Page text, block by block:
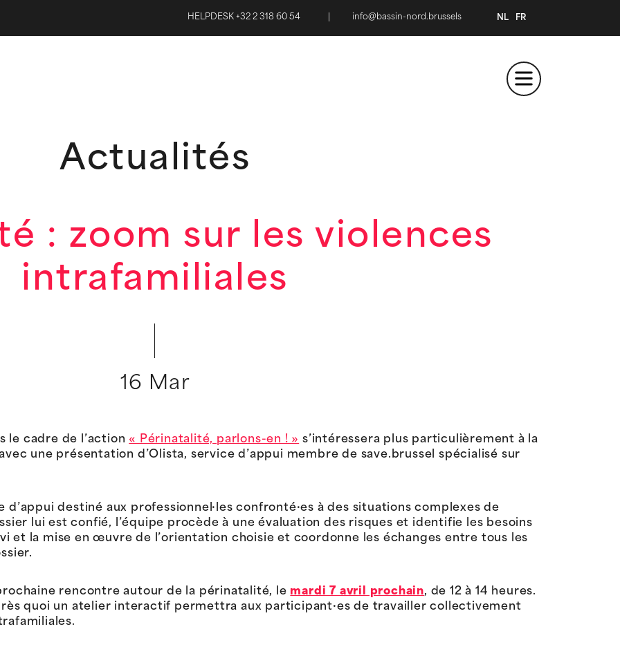
HELPDESK +32 2 318 60 54 info@bassin-nord.brussels NL FR
Actualités
: zoom sur les violences
intrafamiliales
16 Mar
le cadre de l’action « Périnatalité, parlons-en ! » s’intéressera plus particulièrement à la
une présentation d’Olista, service d’appui membre de save.brussel spécialisé sur
d’appui destiné aux professionnel·les confronté·es à des situations complexes de
lui est confié, l’équipe procède à une évaluation des risques et identifie les besoins
et la mise en œuvre de l’orientation choisie et coordonne les échanges entre tous les
rencontre autour de la périnatalité, le mardi 7 avril prochain, de 12 à 14 heures.
quoi un atelier interactif permettra aux participant·es de travailler collectivement